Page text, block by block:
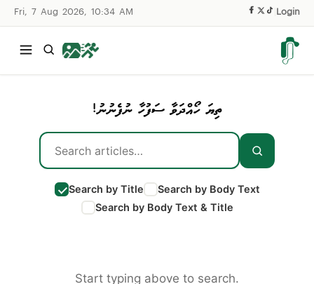
Fri, 7 Aug 2026, 10:34 AM Login
ތިޔަ ހޯއްދަވާ ސަފުހާ ނުފެނުނު!
Search by Title
Search by Body Text
Search by Body Text & Title
Start typing above to search.